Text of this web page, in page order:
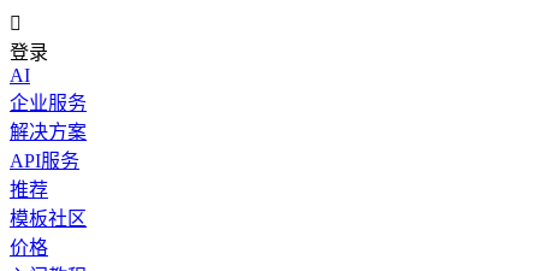

登录
AI
企业服务
解决方案
API服务
推荐
模板社区
价格